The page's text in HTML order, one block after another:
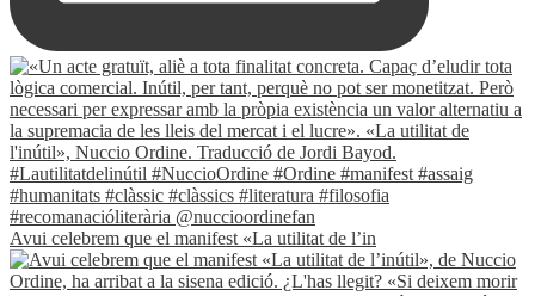
Avui celebrem que el manifest «La utilitat de l’in